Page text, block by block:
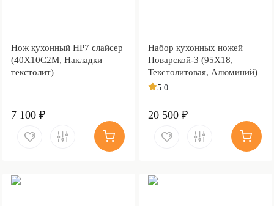
Нож кухонный НР7 слайсер
(40Х10С2М, Накладки
текстолит)
7 100 ₽
Набор кухонных ножей
Поварской-3 (95Х18,
Текстолитовая, Алюминий)
5.0
20 500 ₽